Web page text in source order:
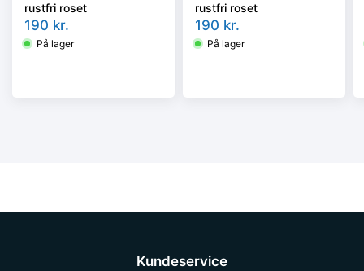
rustfri roset
190 kr.
På lager
rustfri roset
190 kr.
På lager
Kundeservice